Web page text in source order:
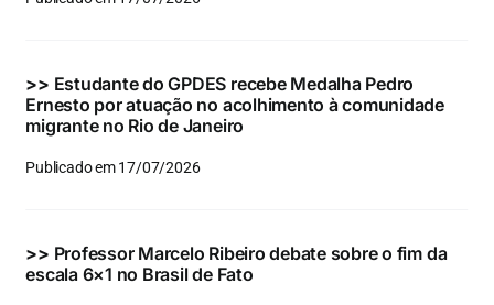
Eventos e Certificados
Buscar
para:
>> Estudante do GPDES recebe Medalha Pedro
Ernesto por atuação no acolhimento à comunidade
migrante no Rio de Janeiro
Publicado em 17/07/2026
>> Professor Marcelo Ribeiro debate sobre o fim da
escala 6×1 no Brasil de Fato